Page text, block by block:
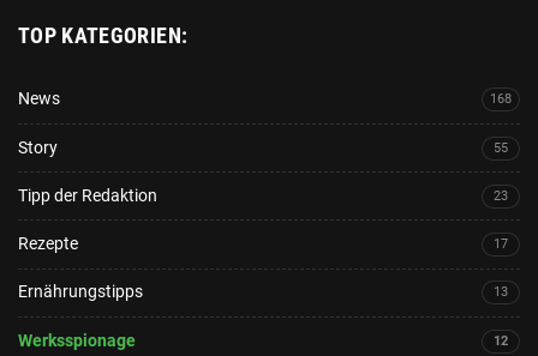
TOP KATEGORIEN:
News 168
Story 55
Tipp der Redaktion 23
Rezepte 17
Ernährungstipps 13
Werksspionage 12